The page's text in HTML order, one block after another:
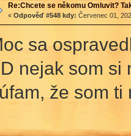
Re:Chcete se někomu Omluvit?
« Odpověď #548 kdy: Červenec 01,
sa
nejak som si
že som ti